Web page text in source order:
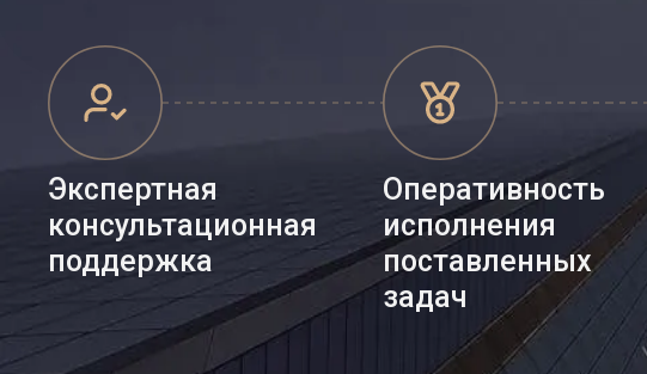
Экспертная
консультационная
поддержка
Оперативность
исполнения
поставленных
задач